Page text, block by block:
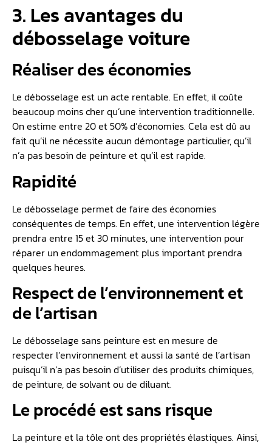
3. Les avantages du
débosselage voiture
Réaliser des économies
Le débosselage est un acte rentable. En effet, il coûte
beaucoup moins cher qu’une intervention traditionnelle.
On estime entre 20 et 50% d’économies. Cela est dû au
fait qu’il ne nécessite aucun démontage particulier, qu’il
n’a pas besoin de peinture et qu’il est rapide.
Rapidité
Le débosselage permet de faire des économies
conséquentes de temps. En effet, une intervention légère
prendra entre 15 et 30 minutes, une intervention pour
réparer un endommagement plus important prendra
quelques heures.
Respect de l’environnement et
de l’artisan
Le débosselage sans peinture est en mesure de
respecter l’environnement et aussi la santé de l’artisan
puisqu’il n’a pas besoin d’utiliser des produits chimiques,
de peinture, de solvant ou de diluant.
Le procédé est sans risque
La peinture et la tôle ont des propriétés élastiques. Ainsi,